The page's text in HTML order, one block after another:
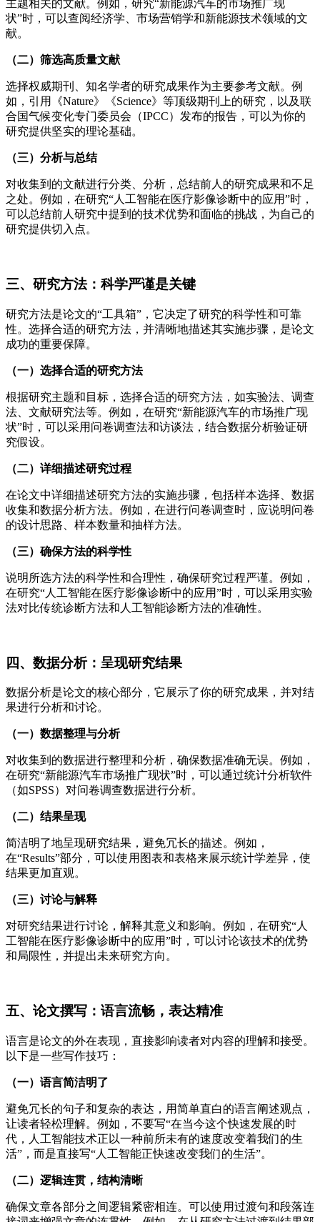
主题相关的文献。例如，研究“新能源汽车的市场推广现
状”时，可以查阅经济学、市场营销学和新能源技术领域的文
献。
（二）筛选高质量文献
选择权威期刊、知名学者的研究成果作为主要参考文献。例
如，引用《Nature》《Science》等顶级期刊上的研究，以及联
合国气候变化专门委员会（IPCC）发布的报告，可以为你的
研究提供坚实的理论基础。
（三）分析与总结
对收集到的文献进行分类、分析，总结前人的研究成果和不足
之处。例如，在研究“人工智能在医疗影像诊断中的应用”时，
可以总结前人研究中提到的技术优势和面临的挑战，为自己的
研究提供切入点。
三、研究方法：科学严谨是关键
研究方法是论文的“工具箱”，它决定了研究的科学性和可靠
性。选择合适的研究方法，并清晰地描述其实施步骤，是论文
成功的重要保障。
（一）选择合适的研究方法
根据研究主题和目标，选择合适的研究方法，如实验法、调查
法、文献研究法等。例如，在研究“新能源汽车的市场推广现
状”时，可以采用问卷调查法和访谈法，结合数据分析验证研
究假设。
（二）详细描述研究过程
在论文中详细描述研究方法的实施步骤，包括样本选择、数据
收集和数据分析方法。例如，在进行问卷调查时，应说明问卷
的设计思路、样本数量和抽样方法。
（三）确保方法的科学性
说明所选方法的科学性和合理性，确保研究过程严谨。例如，
在研究“人工智能在医疗影像诊断中的应用”时，可以采用实验
法对比传统诊断方法和人工智能诊断方法的准确性。
四、数据分析：呈现研究结果
数据分析是论文的核心部分，它展示了你的研究成果，并对结
果进行分析和讨论。
（一）数据整理与分析
对收集到的数据进行整理和分析，确保数据准确无误。例如，
在研究“新能源汽车市场推广现状”时，可以通过统计分析软件
（如SPSS）对问卷调查数据进行分析。
（二）结果呈现
简洁明了地呈现研究结果，避免冗长的描述。例如，
在“Results”部分，可以使用图表和表格来展示统计学差异，使
结果更加直观。
（三）讨论与解释
对研究结果进行讨论，解释其意义和影响。例如，在研究“人
工智能在医疗影像诊断中的应用”时，可以讨论该技术的优势
和局限性，并提出未来研究方向。
五、论文撰写：语言流畅，表达精准
语言是论文的外在表现，直接影响读者对内容的理解和接受。
以下是一些写作技巧：
（一）语言简洁明了
避免冗长的句子和复杂的表达，用简单直白的语言阐述观点，
让读者轻松理解。例如，不要写“在当今这个快速发展的时
代，人工智能技术正以一种前所未有的速度改变着我们的生
活”，而是直接写“人工智能正快速改变我们的生活”。
（二）逻辑连贯，结构清晰
确保文章各部分之间逻辑紧密相连。可以使用过渡句和段落连